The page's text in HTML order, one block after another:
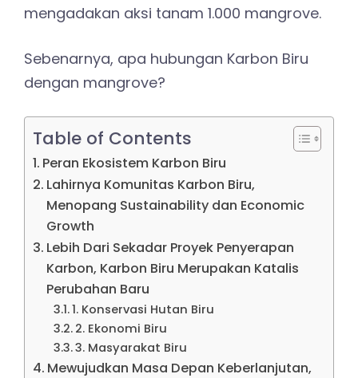
mengadakan aksi tanam 1.000 mangrove.
Sebenarnya, apa hubungan Karbon Biru
dengan mangrove?
Table of Contents
Peran Ekosistem Karbon Biru
Lahirnya Komunitas Karbon Biru,
Menopang Sustainability dan Economic
Growth
Lebih Dari Sekadar Proyek Penyerapan
Karbon, Karbon Biru Merupakan Katalis
Perubahan Baru
1. Konservasi Hutan Biru
2. Ekonomi Biru
3. Masyarakat Biru
Mewujudkan Masa Depan Keberlanjutan,